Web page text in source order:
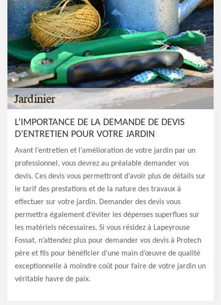
L’IMPORTANCE DE LA DEMANDE DE DEVIS
D’ENTRETIEN POUR VOTRE JARDIN
Avant l’entretien et l’amélioration de votre jardin par un
professionnel, vous devrez au préalable demander vos
devis. Ces devis vous permettront d’avoir plus de détails sur
le tarif des prestations et de la nature des travaux à
effectuer sur votre jardin. Demander des devis vous
permettra également d’éviter les dépenses superflues sur
les matériels nécessaires. Si vous résidez à Lapeyrouse
Fossat, n’attendez plus pour demander vos devis à Protech
père et fils pour bénéficier d’une main d’œuvre de qualité
exceptionnelle à moindre coût pour faire de votre jardin un
véritable havre de paix.